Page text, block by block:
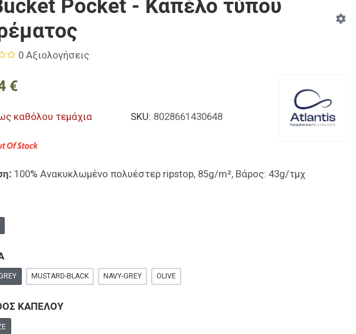
Pocket - Καπέλο τύπου
0 Αξιολογήσεις
€
καθόλου τεμάχια SKU: 8028661430648
100% Ανακυκλωμένο πολυέστερ ripstop, 85g/m², Βάρος: 43g/τμχ
MUSTARD-BLACK NAVY-GREY OLIVE
ΚΑΠΕΛΟΥ